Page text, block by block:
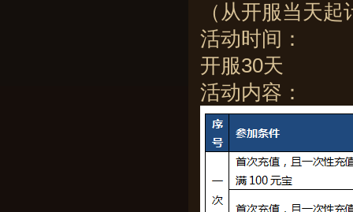
（从开服当天
活动时间：
开服30天
活动内容：